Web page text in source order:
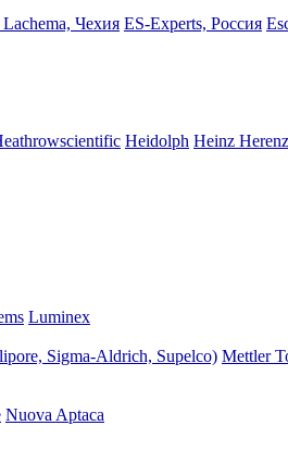
Чехия ES-Experts, Россия
Heidolph Heinz Herenz
Luminex
Sigma-Aldrich, Supelco) Mettler
Nuova Aptaca